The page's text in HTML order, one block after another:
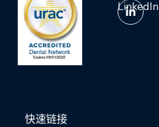
LinkedIn
快速链接